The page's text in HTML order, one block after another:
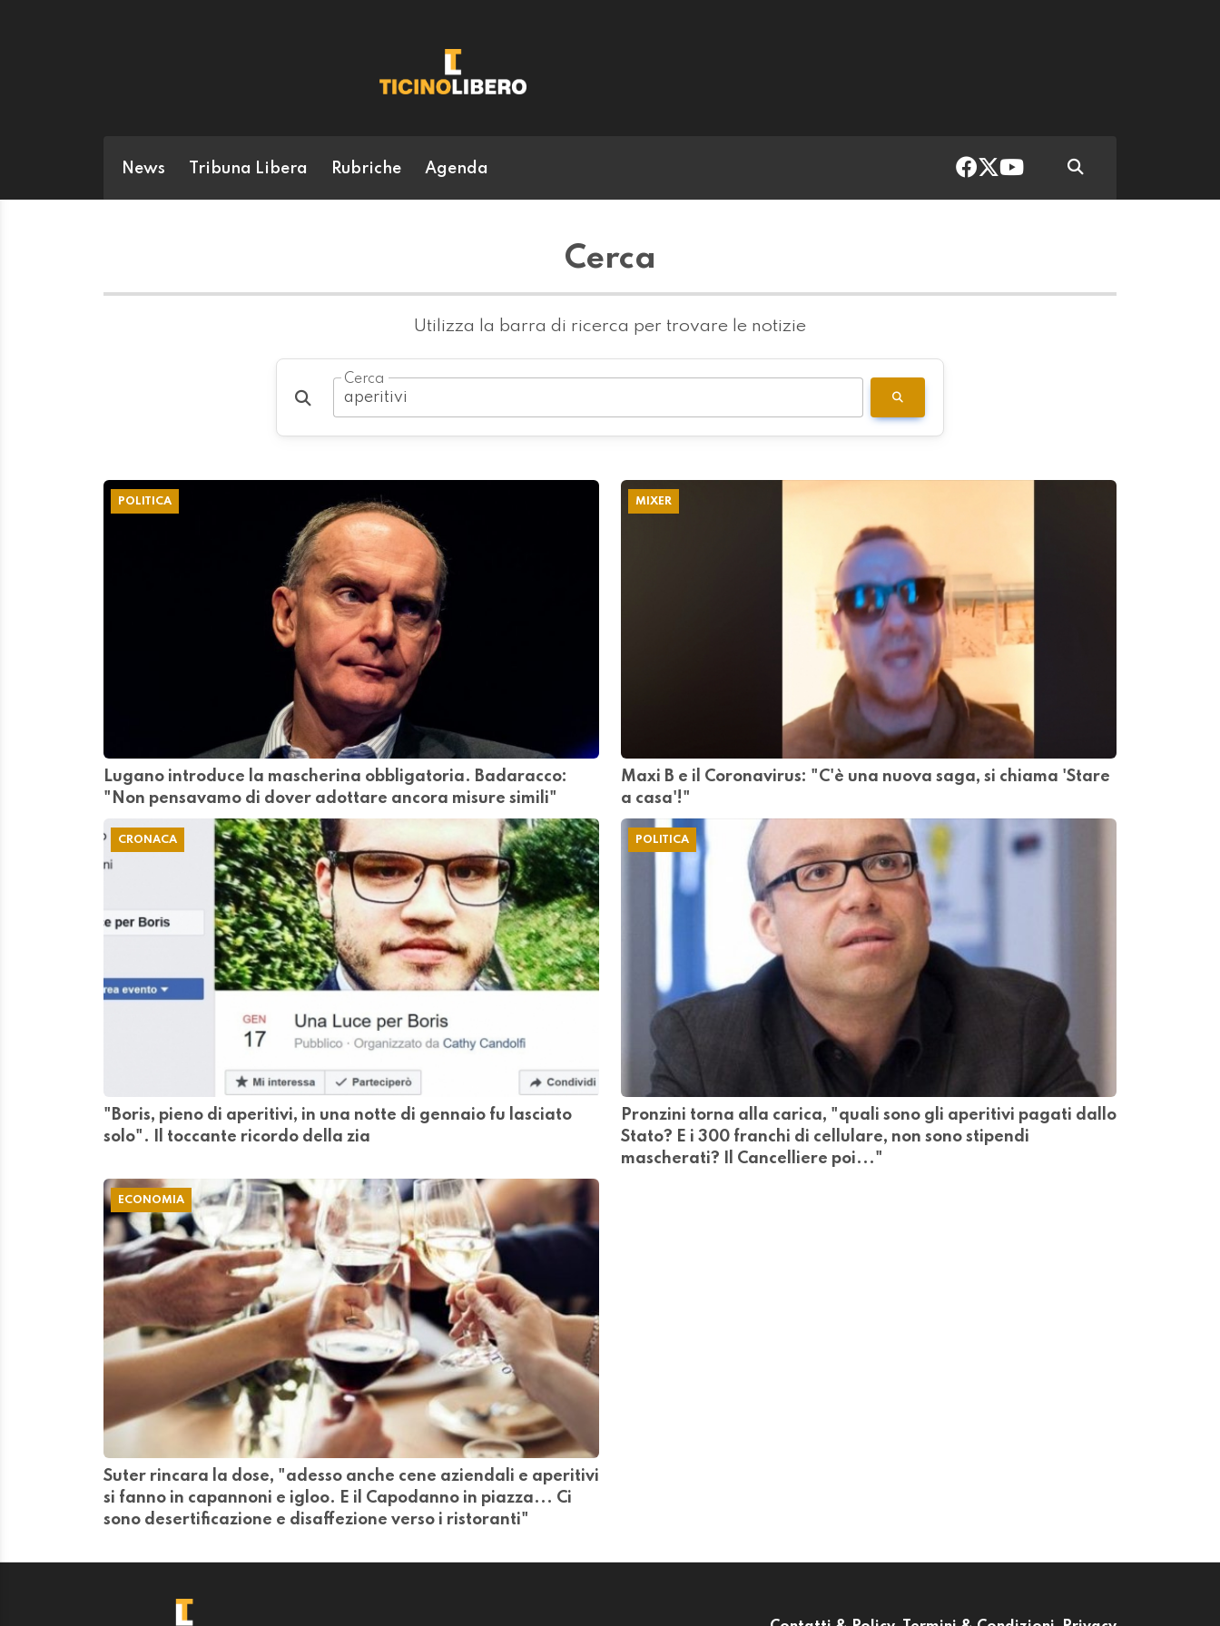
News Tribuna Libera Rubriche Agenda
Cerca
Utilizza la barra di ricerca per trovare le notizie
Cerca
POLITICA
Lugano introduce la mascherina obbligatoria. Badaracco:
"Non pensavamo di dover adottare ancora misure simili"
MIXER
Maxi B e il Coronavirus: "C'è una nuova saga, si chiama 'Stare
a casa'!"
CRONACA
"Boris, pieno di aperitivi, in una notte di gennaio fu lasciato
solo". Il toccante ricordo della zia
POLITICA
Pronzini torna alla carica, "quali sono gli aperitivi pagati dallo
Stato? E i 300 franchi di cellulare, non sono stipendi
mascherati? Il Cancelliere poi..."
ECONOMIA
Suter rincara la dose, "adesso anche cene aziendali e aperitivi
si fanno in capannoni e igloo. E il Capodanno in piazza... Ci
sono desertificazione e disaffezione verso i ristoranti"